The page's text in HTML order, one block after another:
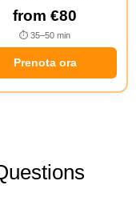
from€80
⏱ 35–50 min
Prenota ora